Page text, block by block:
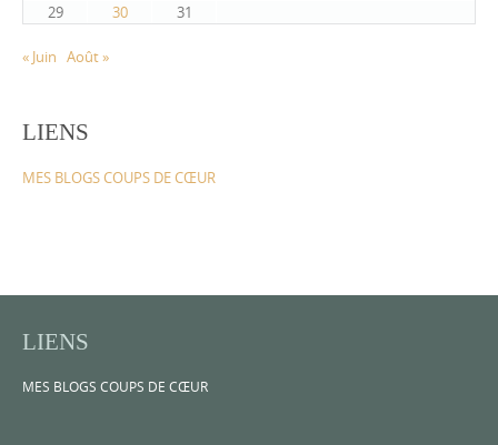
29
30 31
« Juin Août »
LIENS
MES BLOGS COUPS DE CŒUR
LIENS
MES BLOGS COUPS DE CŒUR